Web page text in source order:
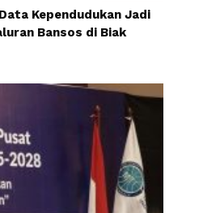
Kependudukan Jadi
Bansos di Biak